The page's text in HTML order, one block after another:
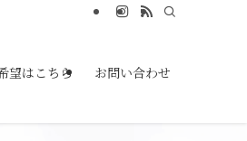
望はこちら お問い合わせ